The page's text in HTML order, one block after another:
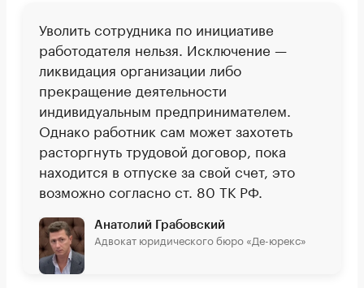
Уволить сотрудника по инициативе
работодателя нельзя. Исключение —
ликвидация организации либо
прекращение деятельности
индивидуальным предпринимателем.
Однако работник сам может захотеть
расторгнуть трудовой договор, пока
находится в отпуске за свой счет, это
возможно согласно ст. 80 ТК РФ.
Анатолий Грабовский
Адвокат юридического бюро «Де-юрекс»